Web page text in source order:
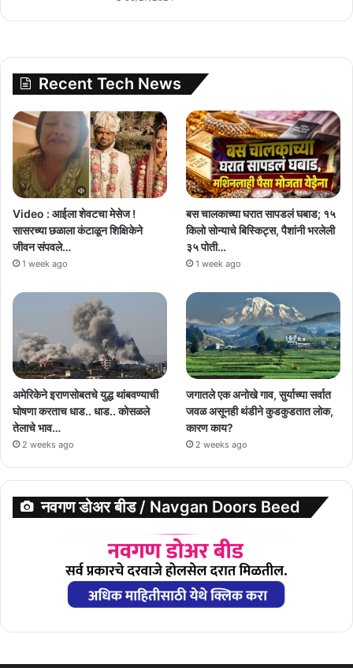
Recent Tech News
Video : आईला शेवटचा मेसेज !
सासरच्या छळाला कंटाळून शिक्षिकेने
जीवन संपवले…
1 week ago
बस चालकाच्या घरात सापडलं घबाड; १५
किलो सोन्याचे बिस्किट्स, पैशांनी भरलेली
३५ पोती…
1 week ago
अमेरिकेने इराणसोबतचे युद्ध थांबवण्याची
घोषणा करताच धाड.. धाड.. कोसळले
तेलाचे भाव…
2 weeks ago
जगातले एक अनोखे गाव, सुर्याच्या सर्वात
जवळ असूनही थंडीने कुडकुडतात लोक,
कारण काय?
2 weeks ago
नवगण डोअर बीड / Navgan Doors Beed